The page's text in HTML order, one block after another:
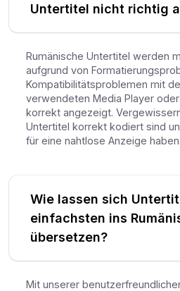
Untertitel nicht richtig
Rumänische Untertitel werden
aufgrund von
Kompatibilitätsproblemen mit
verwendeten Media Player
korrekt angezeigt.
Untertitel korrekt kodiert sind
für eine nahtlose Anzeige
Wie lassen sich
einfachsten ins
übersetzen?
Mit unserer